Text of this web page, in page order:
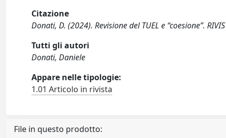
Citazione
Donati, D. (2024). Revisione del TUEL e “coesione”.
Tutti gli autori
Donati, Daniele
Appare nelle tipologie:
1.01 Articolo in rivista
File in questo prodotto: